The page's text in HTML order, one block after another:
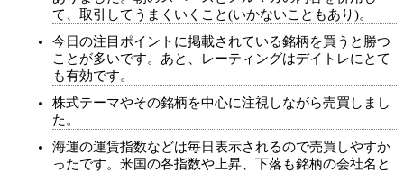
て、取引してうまくいくこと(いかないこともあり)。
今日の注目ポイントに掲載されている銘柄を買うと勝つ
ことが多いです。あと、レーティングはデイトレにとて
も有効です。
株式テーマやその銘柄を中心に注視しながら売買しまし
た。
海運の運賃指数などは毎日表示されるので売買しやすか
ったです。米国の各指数や上昇、下落も銘柄の会社名と